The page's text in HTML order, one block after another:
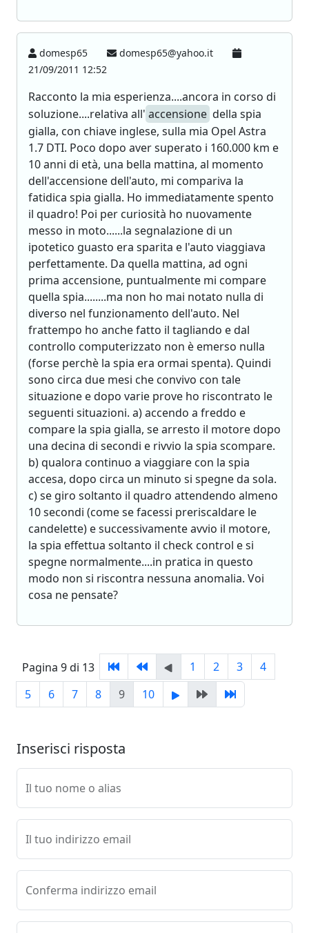
domesp65
domesp65@yahoo.it
21/09/2011 12:52
Racconto la mia esperienza....ancora in corso di
soluzione....relativa all' accensione della spia
gialla, con chiave inglese, sulla mia Opel Astra
1.7 DTI. Poco dopo aver superato i 160.000 km e
10 anni di età, una bella mattina, al momento
dell'accensione dell'auto, mi compariva la
fatidica spia gialla. Ho immediatamente spento
il quadro! Poi per curiosità ho nuovamente
messo in moto......la segnalazione di un
ipotetico guasto era sparita e l'auto viaggiava
perfettamente. Da quella mattina, ad ogni
prima accensione, puntualmente mi compare
quella spia........ma non ho mai notato nulla di
diverso nel funzionamento dell'auto. Nel
frattempo ho anche fatto il tagliando e dal
controllo computerizzato non è emerso nulla
(forse perchè la spia era ormai spenta). Quindi
sono circa due mesi che convivo con tale
situazione e dopo varie prove ho riscontrato le
seguenti situazioni. a) accendo a freddo e
compare la spia gialla, se arresto il motore dopo
una decina di secondi e rivvio la spia scompare.
b) qualora continuo a viaggiare con la spia
accesa, dopo circa un minuto si spegne da sola.
c) se giro soltanto il quadro attendendo almeno
10 secondi (come se facessi preriscaldare le
candelette) e successivamente avvio il motore,
la spia effettua soltanto il check control e si
spegne normalmente....in pratica in questo
modo non si riscontra nessuna anomalia. Voi
cosa ne pensate?
Pagina 9 di 13 1 2 3
4
5
6 7 8 9 10
Inserisci risposta
Il tuo nome o alias
Il tuo indirizzo email
Conferma indirizzo email